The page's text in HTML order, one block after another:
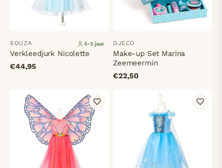
SOUZA 4-5 jaar
Verkleedjurk Nicolette
€44,95
DJECO
Make-up Set Marina
Zeemeermin
€22,50